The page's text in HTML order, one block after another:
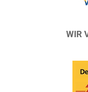
WIR